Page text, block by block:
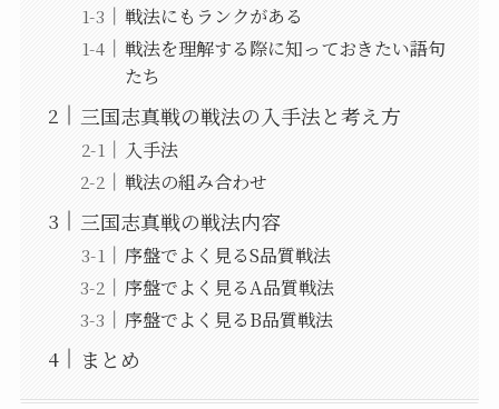
戦法にもランクがある
戦法を理解する際に知っておきたい語句
たち
三国志真戦の戦法の入手法と考え方
入手法
戦法の組み合わせ
三国志真戦の戦法内容
序盤でよく見るS品質戦法
序盤でよく見るA品質戦法
序盤でよく見るB品質戦法
まとめ